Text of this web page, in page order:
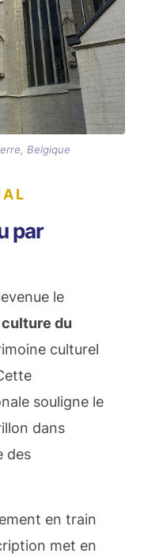
Belgique
par
le
culture du
culturel
souligne le
dans
des
en train
met en